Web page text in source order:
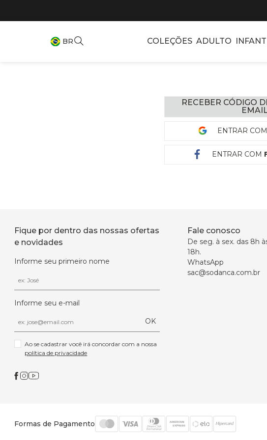
BR COLEÇÕES ADULTO
RECEBER CÓDIGO
ENTRAR COM
ENTRAR COM
Fique por dentro das nossas ofertas
e novidades
Informe seu primeiro nome
Informe seu e-mail
OK
política de privacidade
Fale conosco
De seg. à sex. das 8h
18h.
WhatsApp
sac@sodanca.com.br
Formas de Pagamento